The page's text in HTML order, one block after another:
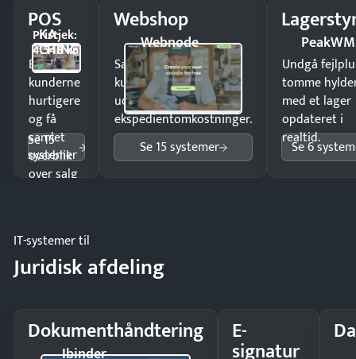
POS
KA-
CHING
Pristjek:
4.548 kr
Ekspedér
kunderne
hurtigere
og få
samlet
overblik
over salg
Se 15
systemer
Webshop
Webnode
Sælg produkter 24/7 til
kunder i hele landet
uden
ekspedientomkostninger.
Se 15 systemer
Undgå
tomme
med et lager
opdateret i
realtid.
Se 6
IT-systemer til
Juridisk afdeling
Dokumenthåndtering
Ibinder
E-
signatur